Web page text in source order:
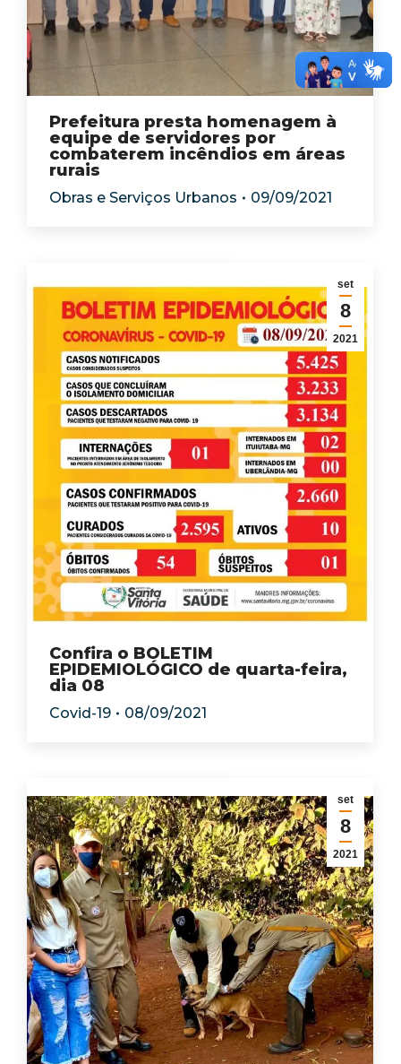
Prefeitura presta homenagem à
equipe de servidores por
combaterem incêndios em áreas
rurais
Obras e Serviços Urbanos 09/09/2021
set
8
2021
Confira o BOLETIM
EPIDEMIOLÓGICO de quarta-feira,
dia 08
Covid-19 08/09/2021
set
8
2021